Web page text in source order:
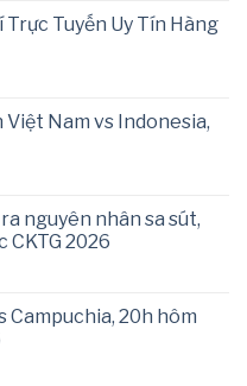
Trực Tuyến Uy Tín Hàng
Nam vs Indonesia,
nguyên nhân sa sút,
CKTG 2026
Campuchia, 20h hôm